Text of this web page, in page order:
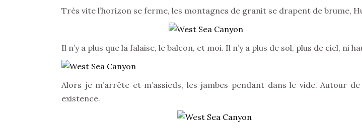
Très vite l’horizon se ferme, les montagnes de granit se drapent de brume,
Il n’y a plus que la falaise, le balcon, et moi. Il n’y a plus de sol, plus de ciel, ni
Alors je m’arrête et m’assieds, les jambes pendant dans le vide. Autour
existence.